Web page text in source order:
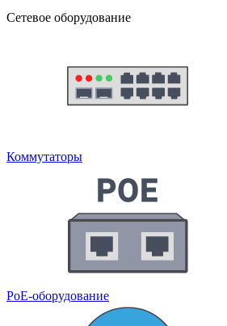
Сетевое оборудование
Коммутаторы
PoE-оборудование